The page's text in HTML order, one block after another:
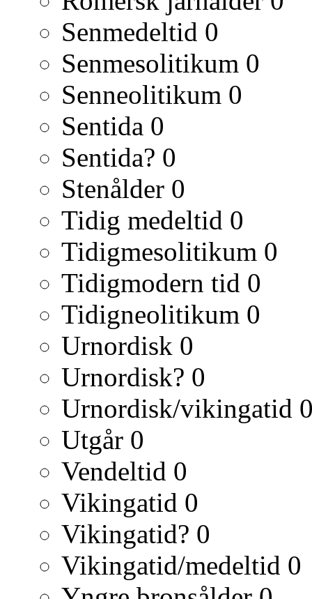
Senmedeltid 0
Senmesolitikum 0
Senneolitikum 0
Sentida 0
Sentida? 0
Stenålder 0
Tidig medeltid 0
Tidigmesolitikum 0
Tidigmodern tid 0
Tidigneolitikum 0
Urnordisk 0
Urnordisk? 0
Urnordisk/vikingatid
Utgår 0
Vendeltid 0
Vikingatid 0
Vikingatid? 0
Vikingatid/medeltid 0